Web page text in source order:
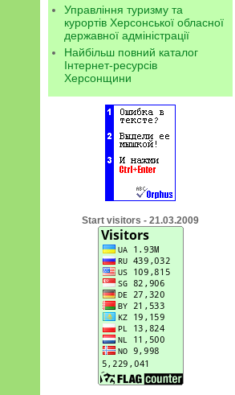
Управління туризму та
курортів Херсонської обласної
державної адміністрації
Найбільш повний каталог
Інтернет-ресурсів
Херсонщини
Start visitors - 21.03.2009